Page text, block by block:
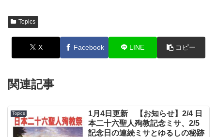
Topics
X Facebook LINE コピー
関連記事
Topics
1月4日更新 【お知らせ】2/4 日
本二十六聖人殉教記念ミサ、2/5
記念日の連続ミサとゆるしの秘跡